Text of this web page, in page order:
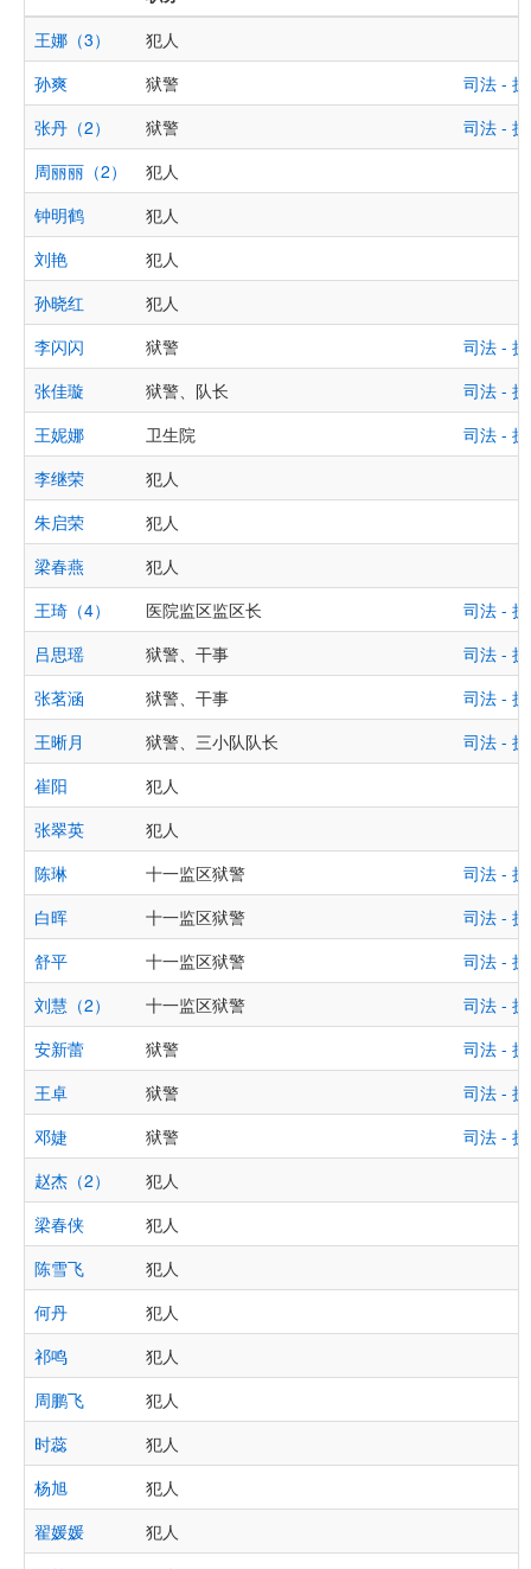
王娜（3）
犯人
孙爽
狱警
司法 -
张丹（2）
狱警
司法 -
周丽丽（2）
犯人
钟明鹤
犯人
刘艳
犯人
孙晓红
犯人
李闪闪
狱警
司法 -
张佳璇
狱警、队长
司法 -
王妮娜
卫生院
司法 -
李继荣
犯人
朱启荣
犯人
梁春燕
犯人
王琦（4）
医院监区监区长
司法 -
吕思瑶
狱警、干事
司法 -
张茗涵
狱警、干事
司法 -
王晰月
狱警、三小队队长
司法 -
崔阳
犯人
张翠英
犯人
陈琳
十一监区狱警
司法 -
白晖
十一监区狱警
司法 -
舒平
十一监区狱警
司法 -
刘慧（2）
十一监区狱警
司法 -
安新蕾
狱警
司法 -
王卓
狱警
司法 -
邓婕
狱警
司法 -
赵杰（2）
犯人
梁春侠
犯人
陈雪飞
犯人
何丹
犯人
祁鸣
犯人
周鹏飞
犯人
时蕊
犯人
杨旭
犯人
翟媛媛
犯人